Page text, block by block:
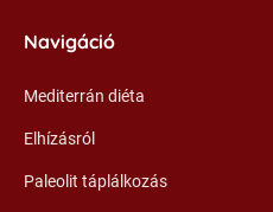
Navigáció
Mediterrán diéta
Elhízásról
Paleolit táplálkozás